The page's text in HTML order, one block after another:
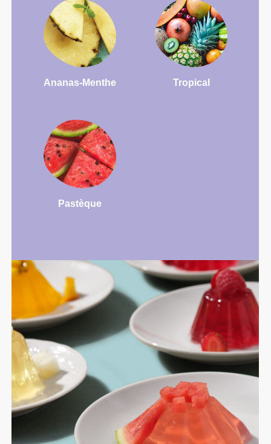
Ananas-Menthe Tropical
Pastèque